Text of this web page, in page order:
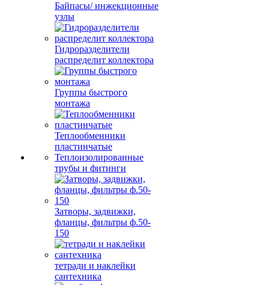
Байпасы/ инжекционные
узлы
Гидроразделители
распределит коллектора
Группы быстрого
монтажа
Теплообменники
пластинчатые
Теплоизолированные
трубы и фитинги
Затворы, задвижки,
фланцы, фильтры ф.50-
150
тетради и наклейки
сантехника